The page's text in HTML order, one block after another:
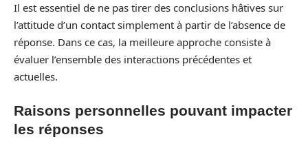
Il est essentiel de ne pas tirer des conclusions hâtives sur
l’attitude d’un contact simplement à partir de l’absence de
réponse. Dans ce cas, la meilleure approche consiste à
évaluer l’ensemble des interactions précédentes et
actuelles.
Raisons personnelles pouvant impacter
les réponses